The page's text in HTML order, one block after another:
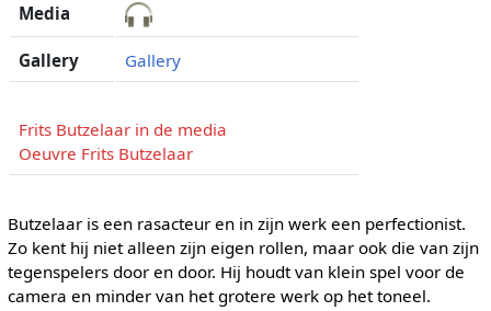
Media
Gallery Gallery
Frits Butzelaar in de media
Oeuvre Frits Butzelaar
Butzelaar is een rasacteur en in zijn werk een perfectionist.
Zo kent hij niet alleen zijn eigen rollen, maar ook die van zijn
tegenspelers door en door. Hij houdt van klein spel voor de
camera en minder van het grotere werk op het toneel.